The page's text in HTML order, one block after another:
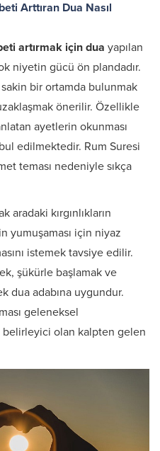
Arttıran Dua Nasıl
artırmak için dua yapılan
niyetin gücü ön plandadır.
bir ortamda bulunmak
önerilir. Özellikle
ayetlerin okunması
edilmektedir. Rum Suresi
teması nedeniyle sıkça
aradaki kırgınlıkların
yumuşaması için niyaz
istemek tavsiye edilir.
şükürle başlamak ve
dua adabına uygundur.
geleneksel
belirleyici olan kalpten gelen